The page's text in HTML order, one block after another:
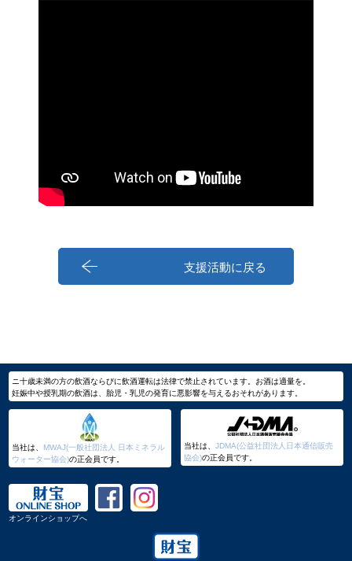
支援活動に戻る
ニ十歳未満の方の飲酒ならびに飲酒運転は法律で禁止されています。お酒は適量を。
妊娠中や授乳期の飲酒は、胎児・乳児の発育に悪影響を与えるおそれがあります。
当社は、 MWAJ(一般社団法人 日本ミネラル
ウォーター協会)の正会員です。
当社は、JDMA(公益社団法人日本通信販売
協会)の正会員です。
オンラインショップへ